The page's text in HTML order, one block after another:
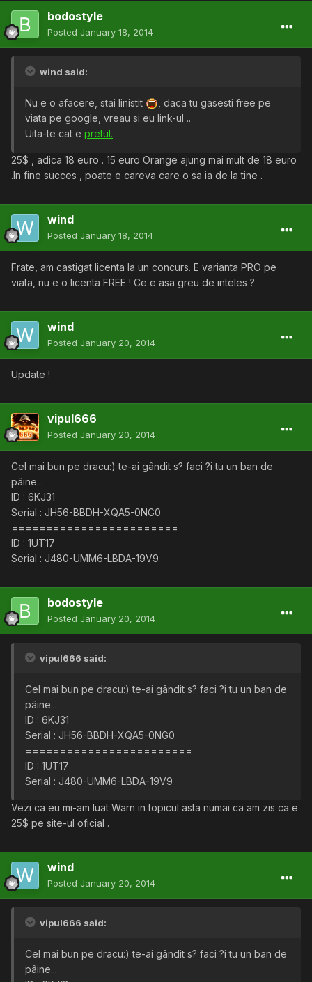
bodostyle
Posted January 18, 2014
wind said:
Nu e o afacere, stai linistit
, daca tu gasesti free pe
viata pe google, vreau si eu link-ul ..
Uita-te cat e pretul.
25$ , adica 18 euro . 15 euro Orange ajung mai mult de 18 euro
.In fine succes , poate e careva care o sa ia de la tine .
wind
Posted January 18, 2014
Frate, am castigat licenta la un concurs. E varianta PRO pe
viata, nu e o licenta FREE ! Ce e asa greu de inteles ?
wind
Posted January 20, 2014
Update !
vipul666
Posted January 20, 2014
Cel mai bun pe dracu:) te-ai gândit s? faci ?i tu un ban de
pâine...
ID : 6KJ31
Serial : JH56-BBDH-XQA5-0NG0
========================
ID : 1UT17
Serial : J480-UMM6-LBDA-19V9
bodostyle
Posted January 20, 2014
vipul666 said:
Cel mai bun pe dracu:) te-ai gândit s? faci ?i tu un ban de
pâine...
ID : 6KJ31
Serial : JH56-BBDH-XQA5-0NG0
========================
ID : 1UT17
Serial : J480-UMM6-LBDA-19V9
Vezi ca eu mi-am luat Warn in topicul asta numai ca am zis ca e
25$ pe site-ul oficial .
wind
Posted January 20, 2014
vipul666 said:
Cel mai bun pe dracu:) te-ai gândit s? faci ?i tu un ban de
pâine...